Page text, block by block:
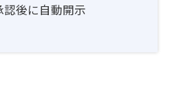
認後に自動開示